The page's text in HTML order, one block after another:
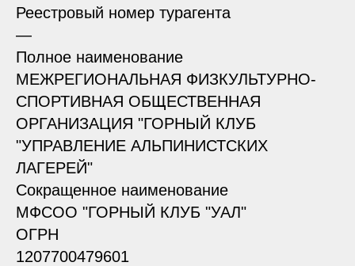
Реестровый номер турагента
—
Полное наименование
МЕЖРЕГИОНАЛЬНАЯ ФИЗКУЛЬТУРНО-
СПОРТИВНАЯ ОБЩЕСТВЕННАЯ
ОРГАНИЗАЦИЯ "ГОРНЫЙ КЛУБ
"УПРАВЛЕНИЕ АЛЬПИНИСТСКИХ
ЛАГЕРЕЙ"
Сокращенное наименование
МФСОО "ГОРНЫЙ КЛУБ "УАЛ"
ОГРН
1207700479601